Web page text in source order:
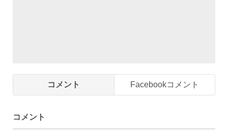
コメント Facebookコメント
コメント